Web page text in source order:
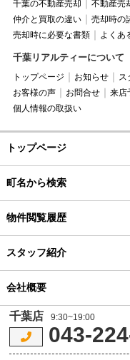
千葉の不動産売却 不動産売
仲介と買取の違い
売却時の
売却時に必要な書類
よくあ
千葉リアルティーについて
トップページ お知らせ ス
お客様の声
お問合せ 来店
個人情報の取扱い
トップページ
町名から検索
物件閲覧履歴
スタッフ紹介
会社概要
千葉店 9:30~19:00
043-